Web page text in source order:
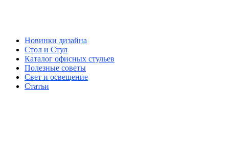
Новинки дизайна
Стол и Стул
Каталог офисных стульев
Полезные советы
Свет и освещение
Статьи